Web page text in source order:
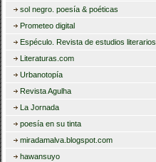
sol negro. poesía & poéticas
Prometeo digital
Espéculo. Revista de estudios literarios
Literaturas.com
Urbanotopía
Revista Agulha
La Jornada
poesía en su tinta
miradamalva.blogspot.com
hawansuyo